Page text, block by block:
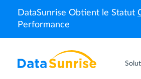
DataSunrise Obtient le Statut
Performance